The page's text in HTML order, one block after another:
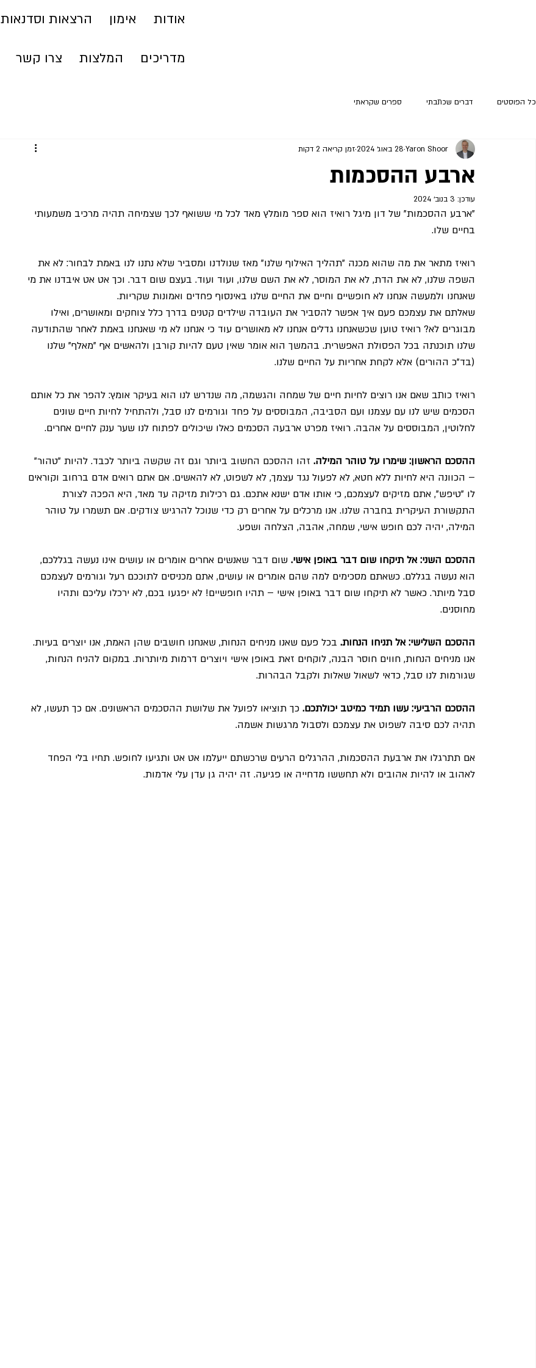
אודות אימון הרצאות וסדנאות
מדריכים המלצות צרו קשר
כל הפוסטים דברים שכתבתי ספרים שקראתי
ארבע ההסכמות
Yaron Shoor 28 באוג׳ 2024 זמן קריאה 2 דקות
עודכן: 3 בנוב׳ 2024
"ארבע ההסכמות" של דון מיגל רואיז הוא ספר מומלץ מאד לכל מי ששואף לכך שצמיחה תהיה מרכיב משמעותי
בחיים שלו.
רואיז מתאר את מה שהוא מכנה "תהליך האילוף שלנו" מאז שנולדנו ומסביר שלא נתנו לנו באמת לבחור: לא את
השפה שלנו, לא את הדת, לא את המוסר, לא את השם שלנו, ועוד ועוד. בעצם שום דבר. וכך אט אט איבדנו את מי
שאנחנו ולמעשה אנחנו לא חופשיים וחיים את החיים שלנו באינסוף פחדים ואמונות שקריות.
שאלתם את עצמכם פעם איך אפשר להסביר את העובדה שילדים קטנים בדרך כלל צוחקים ומאושרים, ואילו
מבוגרים לא? רואיז טוען שכשאנחנו גדלים אנחנו לא מאושרים עוד כי אנחנו לא מי שאנחנו באמת לאחר שהתודעה
שלנו תוכנתה בכל הפסולת האפשרית. בהמשך הוא אומר שאין טעם להיות קורבן ולהאשים אף "מאלף" שלנו
(בד"כ ההורים) אלא לקחת אחריות על החיים שלנו.
רואיז כותב שאם אנו רוצים לחיות חיים של שמחה והגשמה, מה שנדרש לנו הוא בעיקר אומץ: להפר את כל אותם
הסכמים שיש לנו עם עצמנו ועם הסביבה, המבוססים על פחד וגורמים לנו סבל, ולהתחיל לחיות חיים שונים
לחלוטין, המבוססים על אהבה. רואיז מפרט ארבעה הסכמים כאלו שיכולים לפתוח לנו שער ענק לחיים אחרים.
ההסכם הראשון: שימרו על טוהר המילה. זהו ההסכם החשוב ביותר וגם זה שקשה ביותר לכבד. להיות "טהור"
– הכוונה היא לחיות ללא חטא, לא לפעול נגד עצמך, לא לשפוט, לא להאשים. אם אתם רואים אדם ברחוב וקוראים
לו "טיפש", אתם מזיקים לעצמכם, כי אותו אדם ישנא אתכם. גם רכילות מזיקה עד מאד, היא הפכה לצורת
התקשורת העיקרית בחברה שלנו. אנו מרכלים על אחרים רק כדי שנוכל להרגיש צודקים. אם תשמרו על טוהר
המילה, יהיה לכם חופש אישי, שמחה, אהבה, הצלחה ושפע.
ההסכם השני: אל תיקחו שום דבר באופן אישי. שום דבר שאנשים אחרים אומרים או עושים אינו נעשה בגללכם,
הוא נעשה בגללם. כשאתם מסכימים למה שהם אומרים או עושים, אתם מכניסים לתוככם רעל וגורמים לעצמכם
סבל מיותר. כאשר לא תיקחו שום דבר באופן אישי – תהיו חופשיים! לא יפגעו בכם, לא ירכלו עליכם ותהיו
מחוסנים.
ההסכם השלישי: אל תניחו הנחות. בכל פעם שאנו מניחים הנחות, שאנחנו חושבים שהן האמת, אנו יוצרים בעיות.
אנו מניחים הנחות, חווים חוסר הבנה, לוקחים זאת באופן אישי ויוצרים דרמות מיותרות. במקום להניח הנחות,
שגורמות לנו סבל, כדאי לשאול שאלות ולקבל הבהרות.
ההסכם הרביעי: עשו תמיד כמיטב יכולתכם. כך תוציאו לפועל את שלושת ההסכמים הראשונים. אם כך תעשו, לא
תהיה לכם סיבה לשפוט את עצמכם ולסבול מרגשות אשמה.
אם תתרגלו את ארבעת ההסכמות, ההרגלים הרעים שרכשתם ייעלמו אט אט ותגיעו לחופש. תחיו בלי הפחד
לאהוב או להיות אהובים ולא תחששו מדחייה או פגיעה. זה יהיה גן עדן עלי אדמות.